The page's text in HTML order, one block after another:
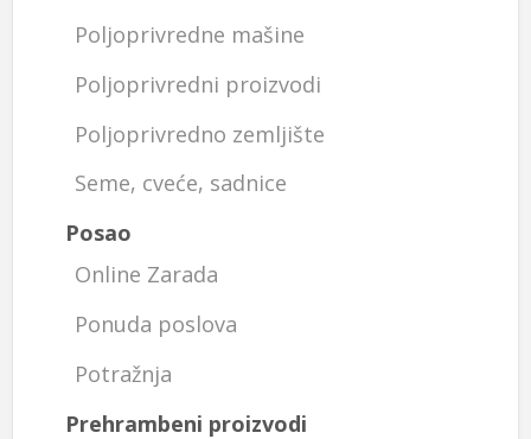
Poljoprivredne mašine
Poljoprivredni proizvodi
Poljoprivredno zemljište
Seme, cveće, sadnice
Posao
Online Zarada
Ponuda poslova
Potražnja
Prehrambeni proizvodi